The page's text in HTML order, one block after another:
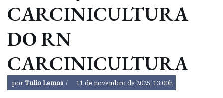
CARCINICULTURA
DO RN
CARCINICULTURA
porTulio Lemos 11 de novembro de 2025, 13:00h